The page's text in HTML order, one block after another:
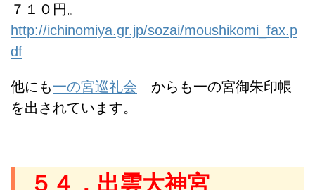
７１０円。
http://ichinomiya.gr.jp/sozai/moushikomi_fax.p
df
他にも一の宮巡礼会 からも一の宮御朱印帳
を出されています。
５４．出雲大神宮